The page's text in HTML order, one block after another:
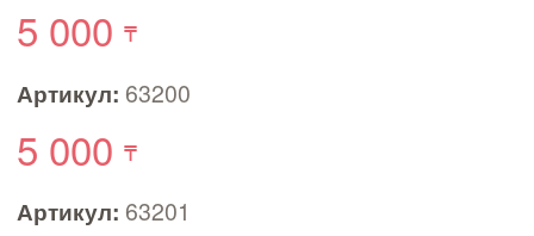
5 000
Артикул: 63200
5 000
Артикул: 63201